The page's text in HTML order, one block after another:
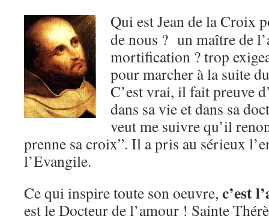
Qui est Jean de la Croix
de nous ? un maître de
mortification ? trop
pour marcher à la suite
C’est vrai, il fait preuve
dans sa vie et dans sa
veut me suivre qu’il
prenne sa croix”. Il a pris au sérieux
l’Evangile.
Ce qui inspire toute son oeuvre, c’est
est le Docteur de l’amour ! Sainte